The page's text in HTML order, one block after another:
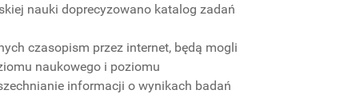
nauki doprecyzowano katalog zadań
czasopism przez internet, będą mogli
naukowego i poziomu
informacji o wynikach badań